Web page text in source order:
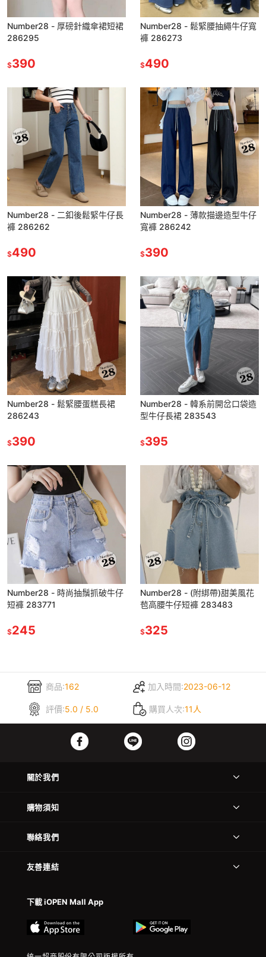
Number28 - 厚磅針織傘裙短裙
286295
$390
Number28 - 鬆緊腰抽繩牛仔寬
褲 286273
$490
Number28 - 二釦後鬆緊牛仔長
褲 286262
$490
Number28 - 薄款描邊造型牛仔
寬褲 286242
$390
Number28 - 鬆緊腰蛋糕長裙
286243
$390
Number28 - 韓系前開岔口袋造
型牛仔長裙 283543
$395
Number28 - 時尚抽鬚抓破牛仔
短褲 283771
$245
Number28 - (附綁帶)甜美風花
苞高腰牛仔短褲 283483
$325
商品:162 加入時間:2023-06-12
評價:5.0 / 5.0 購買人次:11人
關於我們
購物須知
聯絡我們
友善連結
下載 iOPEN Mall App